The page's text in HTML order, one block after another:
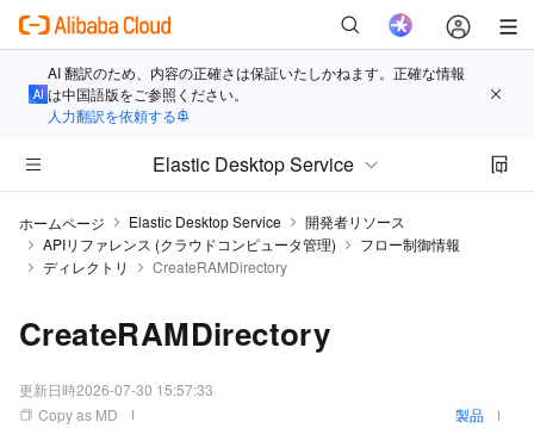
AI 翻訳のため、内容の正確さは保証いたしかねます。正確な情報
は中国語版をご参照ください。
人力翻訳を依頼する
Elastic Desktop Service
ホームページ Elastic Desktop Service
開発者リソース
APIリファレンス (クラウドコンピュータ管理)
フロー制御情報
ディレクトリ
CreateRAMDirectory
CreateRAMDirectory
更新日時2026-07-30 15:57:33
Copy as MD
製品